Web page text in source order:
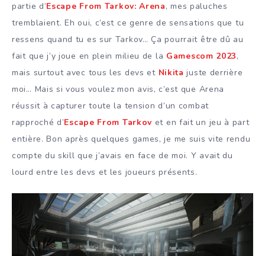
partie d’Escape From Tarkov: Arena, mes paluches
tremblaient. Eh oui, c’est ce genre de sensations que tu
ressens quand tu es sur Tarkov… Ça pourrait être dû au
fait que j’y joue en plein milieu de la Gamescom 2023,
mais surtout avec tous les devs et Nikita juste derrière
moi… Mais si vous voulez mon avis, c’est que Arena
réussit à capturer toute la tension d’un combat
rapproché d’Escape From Tarkov et en fait un jeu à part
entière. Bon après quelques games, je me suis vite rendu
compte du skill que j’avais en face de moi. Y avait du
lourd entre les devs et les joueurs présents.